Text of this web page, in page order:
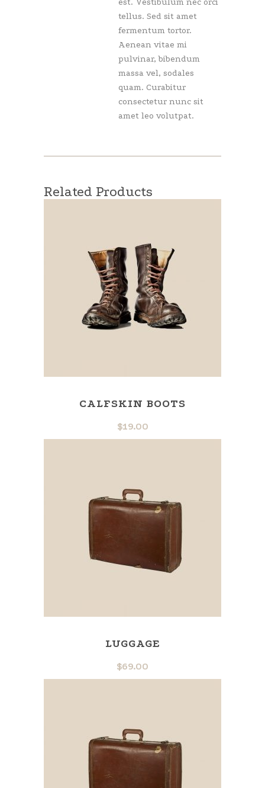
tellus. Sed sit amet
fermentum tortor.
Aenean vitae mi
pulvinar, bibendum
massa vel, sodales
quam. Curabitur
consectetur nunc sit
amet leo volutpat.
Related Products
CALFSKIN BOOTS
$19.00
LUGGAGE
$69.00